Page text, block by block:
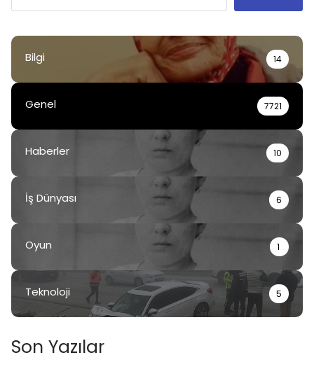
Bilgi 14
Genel 7721
Haberler 10
İş Dünyası 6
Oyun 1
Teknoloji 5
Son Yazılar